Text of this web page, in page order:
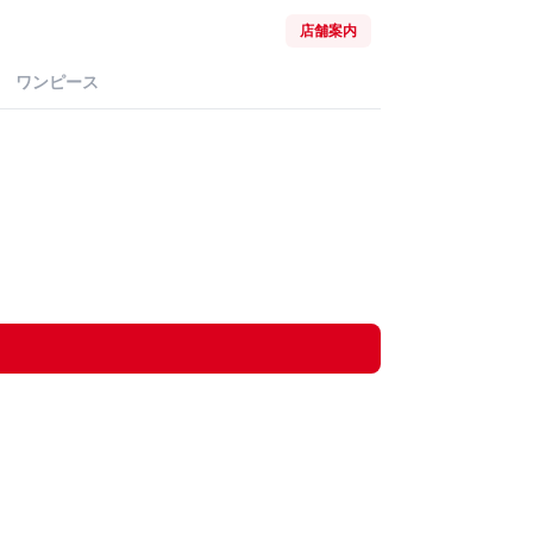
店舗案内
ワンピース